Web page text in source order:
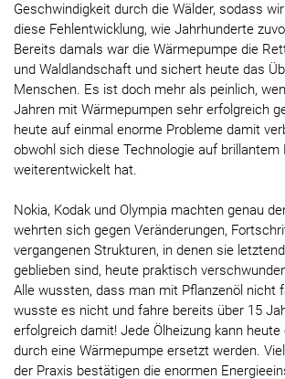
Geschwindigkeit durch die Wälder, sodass
diese Fehlentwicklung, wie Jahrhunderte
Bereits damals war die Wärmepumpe die
und Waldlandschaft und sichert heute das
Menschen. Es ist doch mehr als peinlich,
Jahren mit Wärmepumpen sehr erfolgreich
heute auf einmal enorme Probleme damit
obwohl sich diese Technologie auf
weiterentwickelt hat.
Nokia, Kodak und Olympia machten genau
wehrten sich gegen Veränderungen,
vergangenen Strukturen, in denen sie
geblieben sind, heute praktisch
Alle wussten, dass man mit Pflanzenöl nicht
wusste es nicht und fahre bereits über 15
erfolgreich damit! Jede Ölheizung kann heute
durch eine Wärmepumpe ersetzt werden.
der Praxis bestätigen die enormen